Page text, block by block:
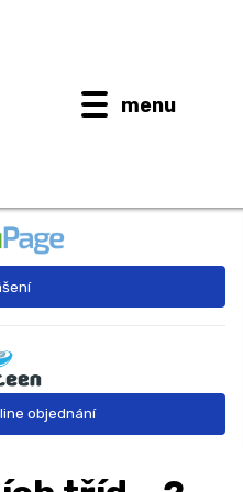
menu
objednání